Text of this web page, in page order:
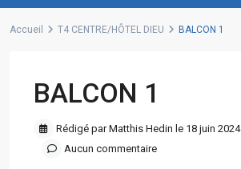
Accueil T4 CENTRE/HÔTEL DIEU BALCON 1
BALCON 1
Rédigé par Matthis Hedin le 18 juin 2024
Aucun commentaire